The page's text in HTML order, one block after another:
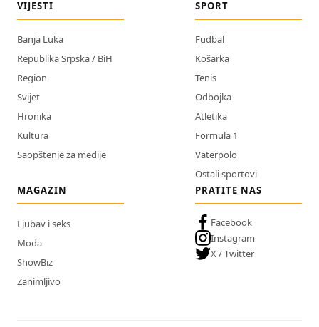
VIJESTI
Banja Luka
Republika Srpska / BiH
Region
Svijet
Hronika
Kultura
Saopštenje za medije
SPORT
Fudbal
Košarka
Tenis
Odbojka
Atletika
Formula 1
Vaterpolo
Ostali sportovi
MAGAZIN
Ljubav i seks
Moda
ShowBiz
Zanimljivo
PRATITE NAS
Facebook
Instagram
X / Twitter